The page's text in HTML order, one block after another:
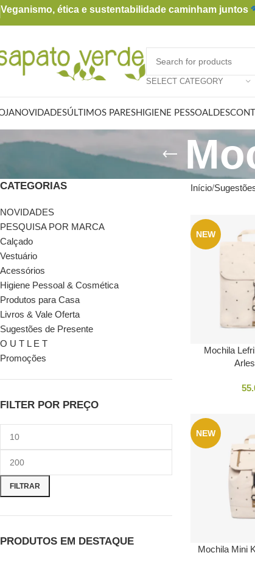
Veganismo, ética e sustentabilidade caminham juntos
SELECT CATEGORY
NOVIDADESÚLTIMOS PARESHIGIENE PESSOAL
CATEGORIAS
NOVIDADES
PESQUISA POR MARCA
Calçado
Vestuário
Acessórios
Higiene Pessoal & Cosmética
Produtos para Casa
Livros & Vale Oferta
Sugestões de Presente
O U T L E T
Promoções
FILTER POR PREÇO
FILTRAR
PRODUTOS EM DESTAQUE
Início
NEW
Mochila
NEW
Mochila Mini